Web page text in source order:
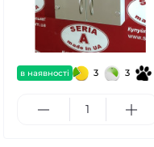
в наявності 3 3